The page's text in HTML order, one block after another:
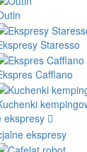
Staresso
Cafflano
ekspresy